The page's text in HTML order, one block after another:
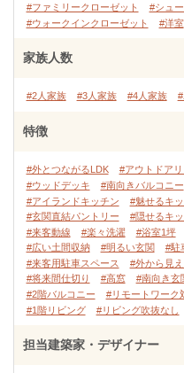
#ファミリークローゼット
#シュ
#ウォークインクローゼット
#洋室
家族人数
#2人家族 #3人家族 #4人家族
特徴
#外とつながるLDK #アウトドア
#ウッドデッキ
#南向きバルコニー
#アイランドキッチン
#魅せるキ
#玄関直結パントリー
#隠せるキ
#来客動線
#楽々洗濯 #浴室1坪
#広い土間収納
#明るい玄関
#駐
#来客用駐車スペース
#外から見
#将来間仕切り
#高窓 #南向き玄
#2階バルコニー
#リモートワーク
#1階リビング
#リビング吹抜なし
担当建築家・デザイナー